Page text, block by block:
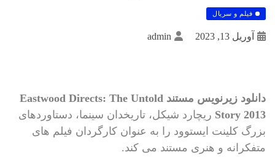
فیلم و سریال
آوریل 13, 2023 admin
دانلود زیرنویس مستند Eastwood Directs: The Untold
Story 2013 ریچارد شیکل، تاریخدان سینما، دستاوردهای
بزرگ کلینت ایستوود را به عنوان کارگردان فیلم های
متفکرانه و هنری مستند می کند.